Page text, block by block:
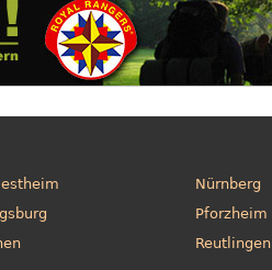
Nürnberg
Pforzheim
Reutlingen